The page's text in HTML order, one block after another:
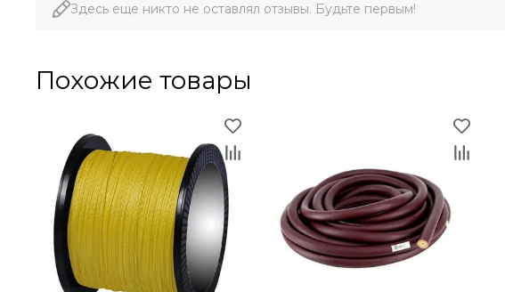
Здесь еще никто не оставлял отзывы. Будьте первым!
Похожие товары